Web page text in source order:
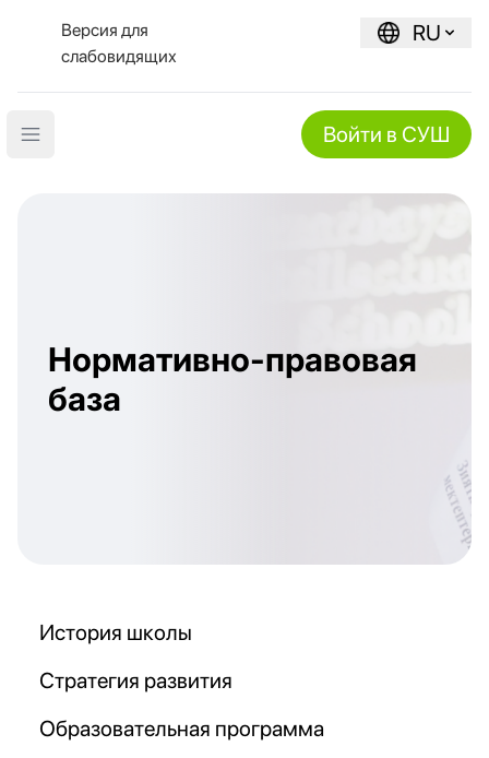
Версия для
слабовидящих
RU
Open main menu Войти в СУШ
Нормативно-правовая
база
История школы
Стратегия развития
Образовательная программа